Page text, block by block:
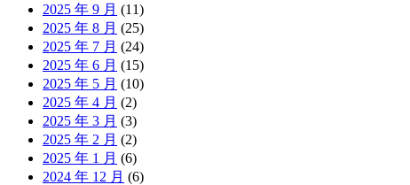
2025 年 9 月 (11)
2025 年 8 月 (25)
2025 年 7 月 (24)
2025 年 6 月 (15)
2025 年 5 月 (10)
2025 年 4 月 (2)
2025 年 3 月 (3)
2025 年 2 月 (2)
2025 年 1 月 (6)
2024 年 12 月 (6)